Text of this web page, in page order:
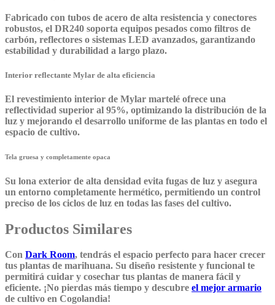
Fabricado con tubos de acero de alta resistencia y conectores
robustos, el DR240 soporta equipos pesados como filtros de
carbón, reflectores o sistemas LED avanzados, garantizando
estabilidad y durabilidad a largo plazo.
Interior reflectante Mylar de alta eficiencia
El revestimiento interior de Mylar martelé ofrece una
reflectividad superior al 95%, optimizando la distribución de la
luz y mejorando el desarrollo uniforme de las plantas en todo el
espacio de cultivo.
Tela gruesa y completamente opaca
Su lona exterior de alta densidad evita fugas de luz y asegura
un entorno completamente hermético, permitiendo un control
preciso de los ciclos de luz en todas las fases del cultivo.
Productos Similares
Con Dark Room, tendrás el espacio perfecto para hacer crecer
tus plantas de marihuana. Su diseño resistente y funcional te
permitirá cuidar y cosechar tus plantas de manera fácil y
eficiente. ¡No pierdas más tiempo y descubre el mejor armario
de cultivo en Cogolandia!